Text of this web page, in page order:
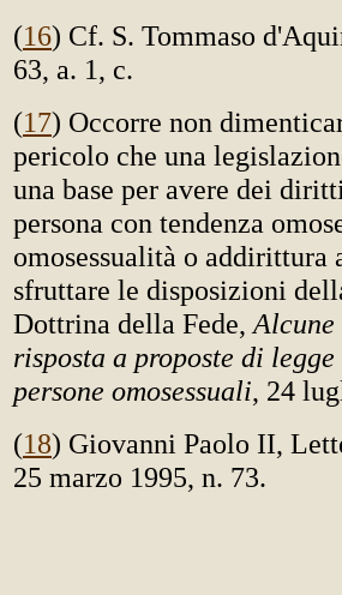
(16) Cf. S. Tommaso
63, a. 1, c.
(17) Occorre non
pericolo che una
una base per avere dei
persona con tendenza
omosessualità o addirittura
sfruttare le disposizioni
Dottrina della Fede,
risposta a proposte di
persone omosessuali, 24
(18) Giovanni Paolo II,
25 marzo 1995, n. 73.